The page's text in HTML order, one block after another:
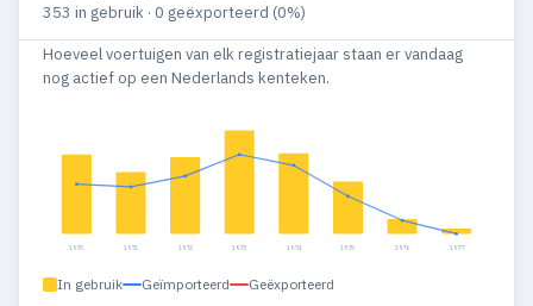
353 in gebruik · 0 geëxporteerd (0%)
Hoeveel voertuigen van elk registratiejaar staan er vandaag
nog actief op een Nederlands kenteken.
1970 1971 1972 1973 1974 1975 1976 1977
In gebruik Geïmporteerd Geëxporteerd